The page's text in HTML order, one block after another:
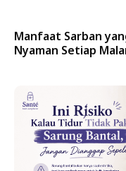
Manfaat Sarban
Nyaman Setiap